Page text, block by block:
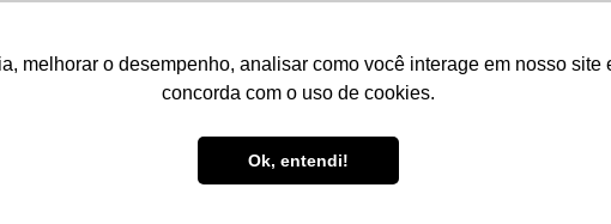
melhorar o desempenho, analisar como você interage em nosso
concorda com o uso de cookies.
Ok, entendi!
Serviços Notícias Agenda